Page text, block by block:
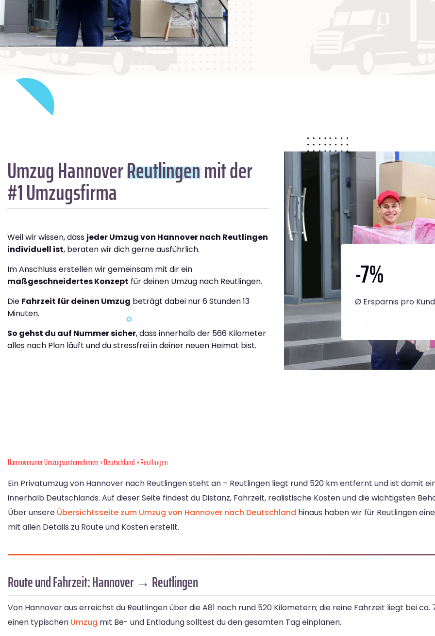
Umzug HannoverReutlingenmit der
#1 Umzugsfirma
Weil wir wissen, dass jeder Umzug von Hannover nach Reutlingen
individuell ist, beraten wir dich gerne ausführlich.
Im Anschluss erstellen wir gemeinsam mit dir ein
maßgeschneidertes Konzept für deinen Umzug nach Reutlingen.
Die Fahrzeit für deinen Umzug beträgt dabei nur 6 Stunden 13
Minuten.
So gehst du auf Nummer sicher, dass innerhalb der 566 Kilometer
alles nach Plan läuft und du stressfrei in deiner neuen Heimat bist.
-7%
Ø Ersparnis pro
Hannoveraner Umzugsunternehmen»Deutschland» Reutlingen
Ein Privatumzug von Hannover nach Reutlingen steht an – Reutlingen liegt rund 520 km entfernt und ist damit
innerhalb Deutschlands. Auf dieser Seite findest du Distanz, Fahrzeit, realistische Kosten und die wichtigsten
Über unsere Übersichtsseite zum Umzug von Hannover nach Deutschland hinaus haben wir für Reutlingen
mit allen Details zu Route und Kosten erstellt.
Route und Fahrzeit: Hannover → Reutlingen
Von Hannover aus erreichst du Reutlingen über die A81 nach rund 520 Kilometern; die reine Fahrzeit liegt bei ca.
einen typischen Umzug mit Be- und Entladung solltest du den gesamten Tag einplanen.